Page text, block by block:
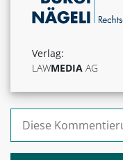
Verlag:
LAWMEDIA AG
Suchen nach: